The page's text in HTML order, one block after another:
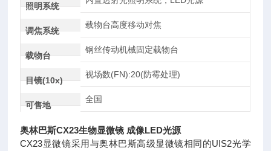
照明系统
调焦系统
载物台高度移动对焦
载物台
钢丝传动机械固定载物台
目镜(10x)
视场数(FN):20(防霉处理)
可售地
全国
奥林巴斯CX23生物显微镜 成像LED光源
CX23显微镜采用与奥林巴斯高级显微镜相同的UIS2光学